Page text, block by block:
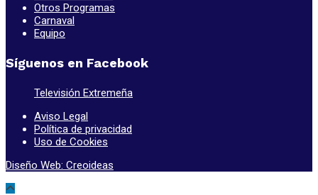
Otros Programas
Carnaval
Equipo
Síguenos en Facebook
Televisión Extremeña
Aviso Legal
Política de privacidad
Uso de Cookies
Diseño Web: Creoideas